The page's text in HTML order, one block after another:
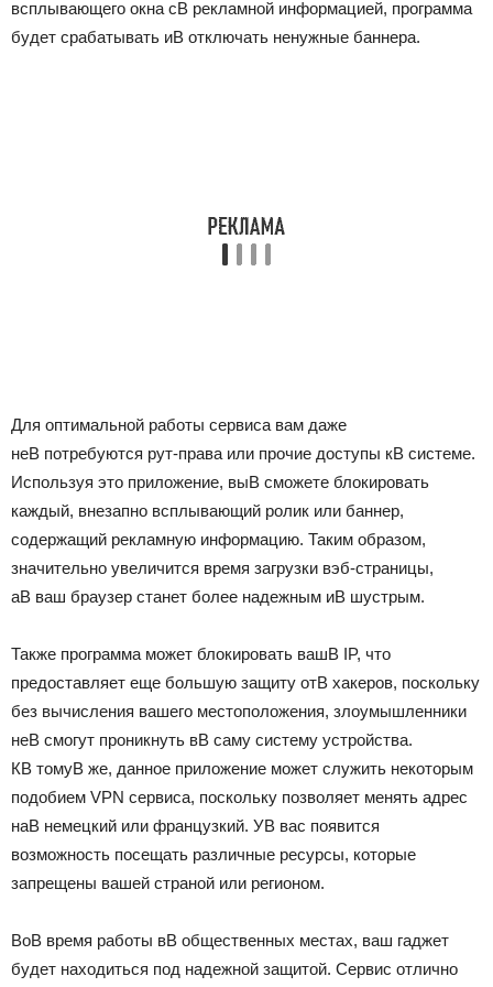
всплывающего окна сВ рекламной информацией, программа
будет срабатывать иВ отключать ненужные баннера.
Для оптимальной работы сервиса вам даже
неВ потребуются рут-права или прочие доступы кВ системе.
Используя это приложение, выВ сможете блокировать
каждый, внезапно всплывающий ролик или баннер,
содержащий рекламную информацию. Таким образом,
значительно увеличится время загрузки вэб-страницы,
аВ ваш браузер станет более надежным иВ шустрым.
Также программа может блокировать вашВ IP, что
предоставляет еще большую защиту отВ хакеров, поскольку
без вычисления вашего местоположения, злоумышленники
неВ смогут проникнуть вВ саму систему устройства.
КВ томуВ же, данное приложение может служить некоторым
подобием VPN сервиса, поскольку позволяет менять адрес
наВ немецкий или французкий. УВ вас появится
возможность посещать различные ресурсы, которые
запрещены вашей страной или регионом.
ВоВ время работы вВ общественных местах, ваш гаджет
будет находиться под надежной защитой. Сервис отлично